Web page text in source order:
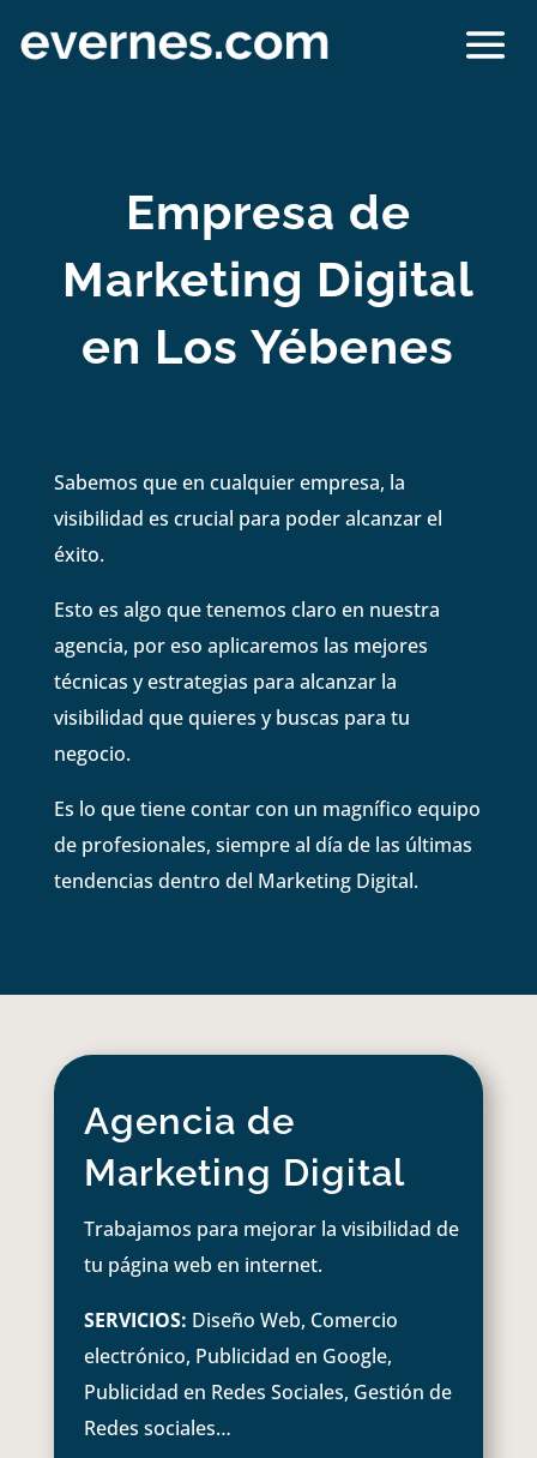
Empresa de
Marketing Digital
en Los Yébenes
Sabemos que en cualquier empresa, la
visibilidad es crucial para poder alcanzar el
éxito.
Esto es algo que tenemos claro en nuestra
agencia, por eso aplicaremos las mejores
técnicas y estrategias para alcanzar la
visibilidad que quieres y buscas para tu
negocio.
Es lo que tiene contar con un magnífico equipo
de profesionales, siempre al día de las últimas
tendencias dentro del Marketing Digital.
Agencia de
Marketing Digital
Trabajamos para mejorar la visibilidad de
tu página web en internet.
SERVICIOS: Diseño Web, Comercio
electrónico, Publicidad en Google,
Publicidad en Redes Sociales, Gestión de
Redes sociales…